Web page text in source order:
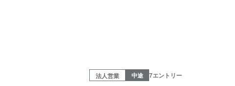
法人営業 中途 7エントリー